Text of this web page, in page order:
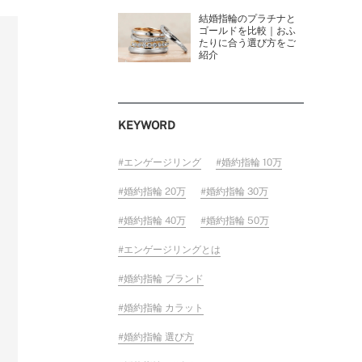
結婚指輪のプラチナと
ゴールドを比較｜おふ
たりに合う選び方をご
紹介
KEYWORD
エンゲージリング 婚約指輪 10万
婚約指輪 20万 婚約指輪 30万
婚約指輪 40万 婚約指輪 50万
エンゲージリングとは
婚約指輪 ブランド
婚約指輪 カラット
婚約指輪 選び方